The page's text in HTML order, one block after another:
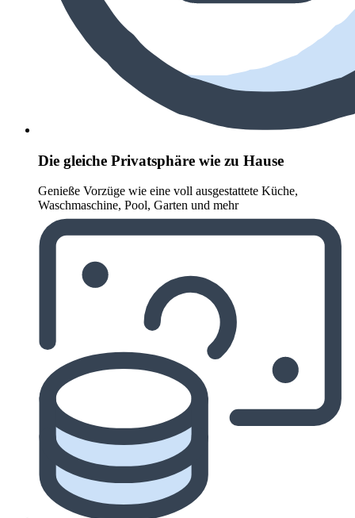
Die gleiche Privatsphäre wie zu Hause
Genieße Vorzüge wie eine voll ausgestattete Küche,
Waschmaschine, Pool, Garten und mehr